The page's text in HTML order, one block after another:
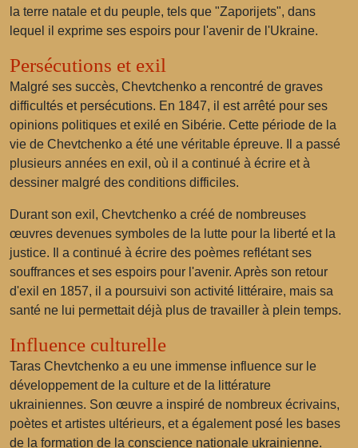
la terre natale et du peuple, tels que "Zaporijets", dans
lequel il exprime ses espoirs pour l'avenir de l'Ukraine.
Persécutions et exil
Malgré ses succès, Chevtchenko a rencontré de graves
difficultés et persécutions. En 1847, il est arrêté pour ses
opinions politiques et exilé en Sibérie. Cette période de la
vie de Chevtchenko a été une véritable épreuve. Il a passé
plusieurs années en exil, où il a continué à écrire et à
dessiner malgré des conditions difficiles.
Durant son exil, Chevtchenko a créé de nombreuses
œuvres devenues symboles de la lutte pour la liberté et la
justice. Il a continué à écrire des poèmes reflétant ses
souffrances et ses espoirs pour l'avenir. Après son retour
d'exil en 1857, il a poursuivi son activité littéraire, mais sa
santé ne lui permettait déjà plus de travailler à plein temps.
Influence culturelle
Taras Chevtchenko a eu une immense influence sur le
développement de la culture et de la littérature
ukrainiennes. Son œuvre a inspiré de nombreux écrivains,
poètes et artistes ultérieurs, et a également posé les bases
de la formation de la conscience nationale ukrainienne.